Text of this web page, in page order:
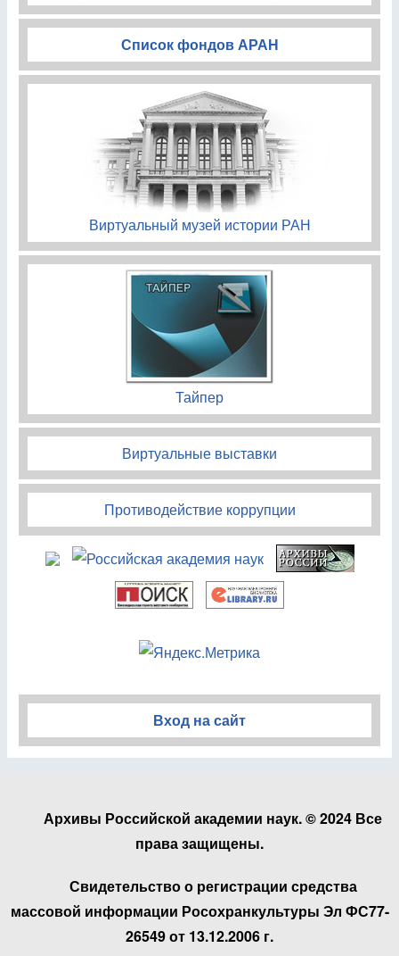
Список фондов АРАН
Виртуальный музей истории РАН
Тайпер
Виртуальные выставки
Противодействие коррупции
Вход на сайт
Архивы Российской академии наук. © 2024 Все
права защищены.
Свидетельство о регистрации средства
массовой информации Росохранкультуры Эл ФС77-
26549 от 13.12.2006 г.